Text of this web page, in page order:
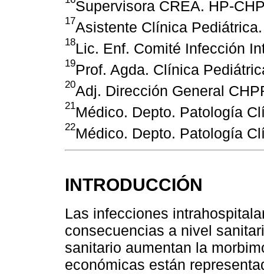
Supervisora CREA. HP-
17Asistente Clínica
18Lic. Enf. Comité Infección
19Prof. Agda. Clínica
20Adj. Dirección General
21Médico. Depto. Patología
22Médico. Depto. Patología
INTRODUCCIÓN
Las infecciones
consecuencias a nivel
sanitario aumentan la
económicas están